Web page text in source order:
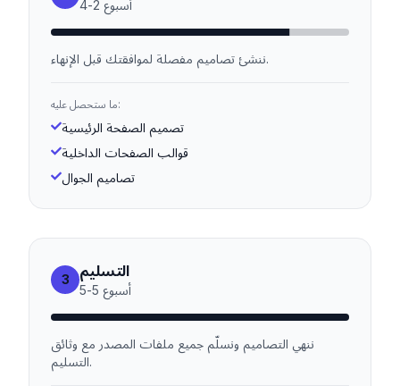
أسبوع 2
-
4
ننشئ تصاميم مفصلة لموافقتك قبل الإنهاء.
ما ستحصل عليه:
تصميم الصفحة الرئيسية
قوالب الصفحات الداخلية
تصاميم الجوال
3 التسليم
أسبوع 5
-
5
ننهي التصاميم ونسلّم جميع ملفات المصدر مع وثائق
التسليم.